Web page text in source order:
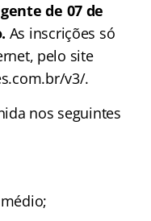
de 07 de
As inscrições só
pelo site
v3/.
nos seguintes